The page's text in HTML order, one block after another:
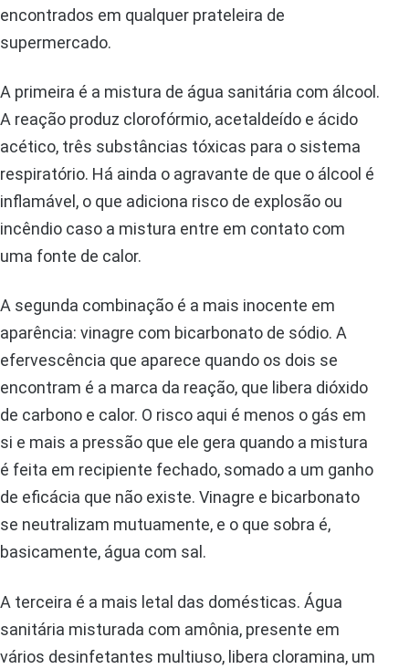
encontrados em qualquer prateleira de
supermercado.
A primeira é a mistura de água sanitária com álcool.
A reação produz clorofórmio, acetaldeído e ácido
acético, três substâncias tóxicas para o sistema
respiratório. Há ainda o agravante de que o álcool é
inflamável, o que adiciona risco de explosão ou
incêndio caso a mistura entre em contato com
uma fonte de calor.
A segunda combinação é a mais inocente em
aparência: vinagre com bicarbonato de sódio. A
efervescência que aparece quando os dois se
encontram é a marca da reação, que libera dióxido
de carbono e calor. O risco aqui é menos o gás em
si e mais a pressão que ele gera quando a mistura
é feita em recipiente fechado, somado a um ganho
de eficácia que não existe. Vinagre e bicarbonato
se neutralizam mutuamente, e o que sobra é,
basicamente, água com sal.
A terceira é a mais letal das domésticas. Água
sanitária misturada com amônia, presente em
vários desinfetantes multiuso, libera cloramina, um